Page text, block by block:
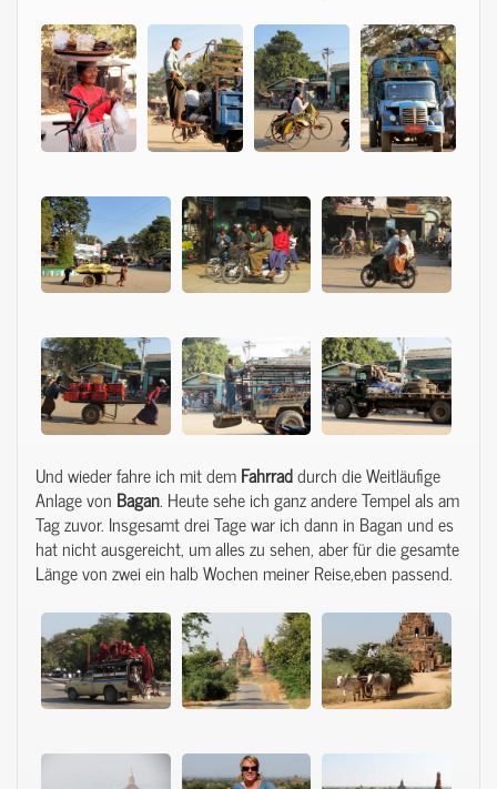
Und wieder fahre ich mit demFahrraddurch die Weitläufige
Anlage von Bagan. Heute sehe ich ganz andere Tempel als am
Tag zuvor. Insgesamt drei Tage war ich dann in Bagan und es
hat nicht ausgereicht, um alles zu sehen, aber für die gesamte
Länge von zwei ein halb Wochen meiner Reise,eben passend.